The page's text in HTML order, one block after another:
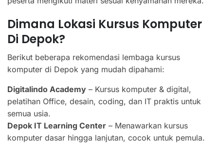
Dimana Lokasi Kursus Komputer
Di Depok?
Berikut beberapa rekomendasi lembaga kursus
komputer di Depok yang mudah dipahami:
Digitalindo Academy – Kursus komputer & digital,
pelatihan Office, desain, coding, dan IT praktis untuk
semua usia.
Depok IT Learning Center – Menawarkan kursus
komputer dasar hingga lanjutan, cocok untuk pemula.